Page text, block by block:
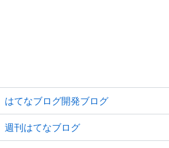
はてなブログ開発ブログ
週刊はてなブログ